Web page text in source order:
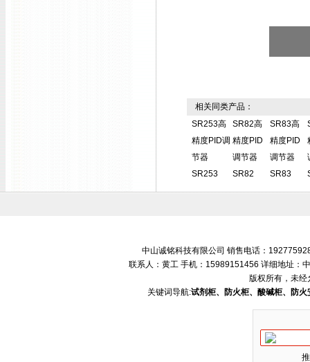
相关同类产品：
SR253高
精度PID调
节器
SR253
SR82高
精度PID
调节器
SR82
SR83高
精度PID
调节器
SR83
中山诚铭科技有限公司 销售电话：
联系人：黄工 手机：15989151456 详细地址：
版权所有，未经
关键词导航:试剂柜、防火柜、酸碱柜、防